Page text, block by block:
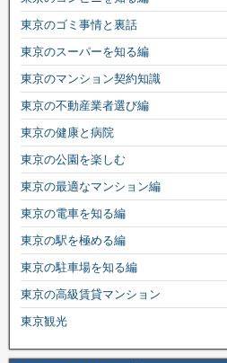
東京のゴミ事情と裏話
東京のスーパーを知る編
東京のマンション契約知識
東京の不動産業者選び編
東京の健康と病院
東京の公園を楽しむ
東京の最適なマンション編
東京の電車を知る編
東京の駅を極める編
東京の駐車場を知る編
東京の高級賃貸マンション
東京観光